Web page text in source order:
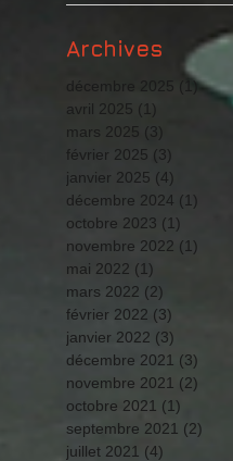
Archives
décembre 2025 (1)1 post
avril 2025 (1)
mars 2025 (3)
février 2025 (3)
janvier 2025 (4)
décembre 2024 (1)
octobre 2023 (1)
novembre 2022 (1)
mai 2022 (1)
mars 2022 (2)
février 2022 (3)
janvier 2022 (3)
décembre 2021 (3)
novembre 2021 (2)
octobre 2021 (1)
septembre 2021 (2)
juillet 2021 (4)